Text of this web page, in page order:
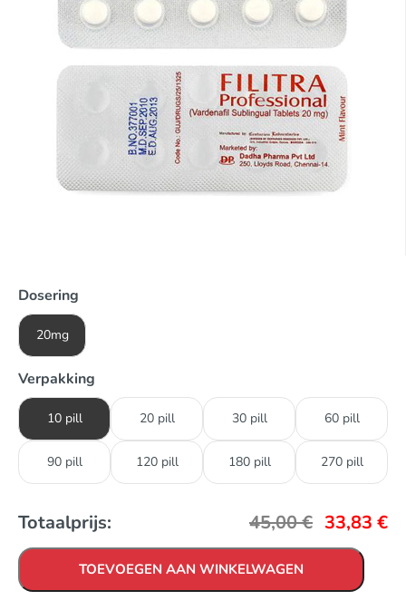
Dosering
20mg
Verpakking
10 pill 20 pill 30 pill 60 pill
90 pill 120 pill 180 pill 270 pill
Totaalprijs: 45,00€ 33,83 €
TOEVOEGEN AAN WINKELWAGEN